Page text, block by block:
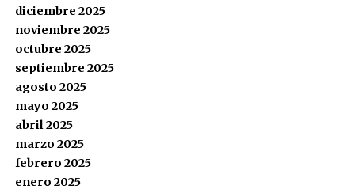
diciembre 2025
noviembre 2025
octubre 2025
septiembre 2025
agosto 2025
mayo 2025
abril 2025
marzo 2025
febrero 2025
enero 2025